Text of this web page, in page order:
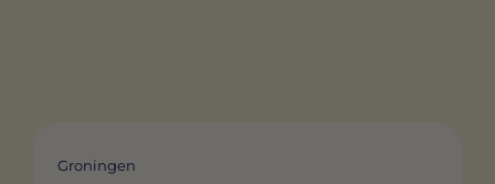
Groningen